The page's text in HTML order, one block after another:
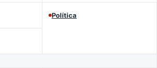
Política